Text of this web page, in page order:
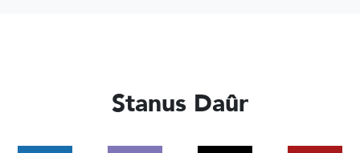
Stanus Daûr